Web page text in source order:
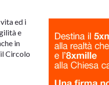
ed i
e
in
Circolo